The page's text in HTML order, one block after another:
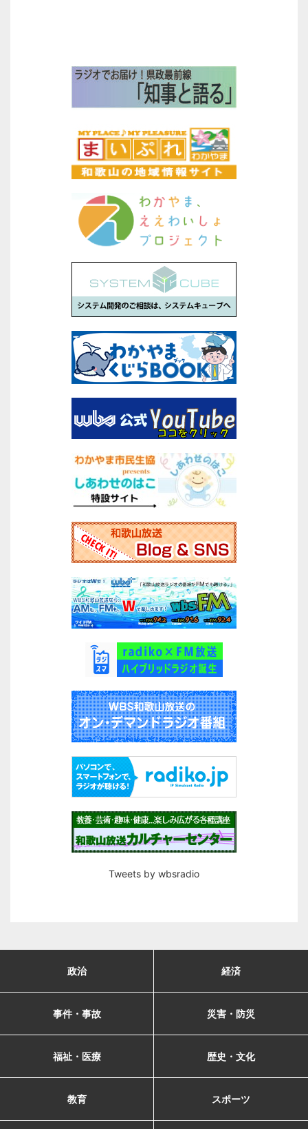
Tweets by wbsradio
政治 経済
事件・事故 災害・防災
福祉・医療 歴史・文化
教育 スポーツ